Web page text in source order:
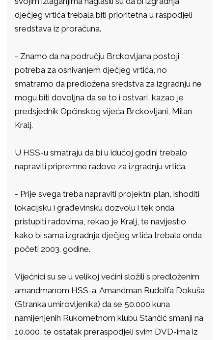
dječjeg vrtića trebala biti prioritetna u raspodjeli
sredstava iz proračuna.
- Znamo da na području Brckovljana postoji
potreba za osnivanjem dječjeg vrtića, no
smatramo da predložena sredstva za izgradnju ne
mogu biti dovoljna da se to i ostvari, kazao je
predsjednik Općinskog vijeća Brckovljani, Milan
Kralj.
U HSS-u smatraju da bi u idućoj godini trebalo
napraviti pripremne radove za izgradnju vrtića.
- Prije svega treba napraviti projektni plan, ishoditi
lokacijsku i građevinsku dozvolu i tek onda
pristupiti radovima, rekao je Kralj, te navijestio
kako bi sama izgradnja dječjeg vrtića trebala onda
početi 2003. godine.
Vijećnici su se u velikoj većini složili s predloženim
amandmanom HSS-a. Amandman Rudolfa Dokuša
(Stranka umirovljenika) da se 50.000 kuna
namijenjenih Rukometnom klubu Stančić smanji na
10.000, te ostatak preraspodjeli svim DVD-ima iz